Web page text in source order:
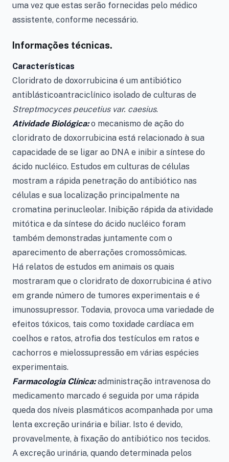
uma vez que estas serão fornecidas pelo médico
assistente, conforme necessário.
Informações técnicas.
Características
Cloridrato de doxorrubicina é um antibiótico
antiblásticoantraciclínico isolado de culturas de
Streptmocyces peucetius var. caesius.
Atividade Biológica:o mecanismo de ação do
cloridrato de doxorrubicina está relacionado à sua
capacidade de se ligar ao DNA e inibir a síntese do
ácido nucléico. Estudos em culturas de células
mostram a rápida penetração do antibiótico nas
células e sua localização principalmente na
cromatina perinucleolar. Inibição rápida da atividade
mitótica e da síntese do ácido nucléico foram
também demonstradas juntamente com o
aparecimento de aberrações cromossômicas.
Há relatos de estudos em animais os quais
mostraram que o cloridrato de doxorrubicina é ativo
em grande número de tumores experimentais e é
imunossupressor. Todavia, provoca uma variedade de
efeitos tóxicos, tais como toxidade cardíaca em
coelhos e ratos, atrofia dos testículos em ratos e
cachorros e mielossupressão em várias espécies
experimentais.
Farmacologia Clínica:administração intravenosa do
medicamento marcado é seguida por uma rápida
queda dos níveis plasmáticos acompanhada por uma
lenta excreção urinária e biliar. Isto é devido,
provavelmente, à fixação do antibiótico nos tecidos.
A excreção urinária, quando determinada pelos